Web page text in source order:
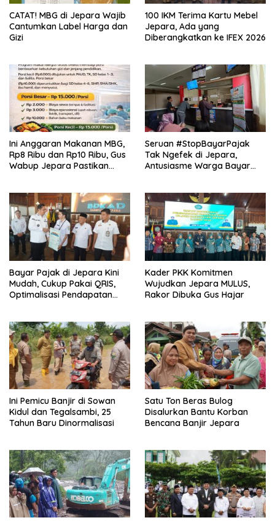
CATAT! MBG di Jepara Wajib
Cantumkan Label Harga dan
Gizi
100 IKM Terima Kartu Mebel
Jepara, Ada yang
Diberangkatkan ke IFEX 2026
Ini Anggaran Makanan MBG,
Rp8 Ribu dan Rp10 Ribu, Gus
Wabup Jepara Pastikan
Seruan #StopBayarPajak
Tak Ngefek di Jepara,
Antusiasme Warga Bayar
Infrastruktur
Bayar Pajak di Jepara Kini
Mudah, Cukup Pakai QRIS,
Optimalisasi Pendapatan
Kader PKK Komitmen
Wujudkan Jepara MULUS,
Rakor Dibuka Gus Hajar
Ini Pemicu Banjir di Sowan
Kidul dan Tegalsambi, 25
Tahun Baru Dinormalisasi
Satu Ton Beras Bulog
Disalurkan Bantu Korban
Bencana Banjir Jepara